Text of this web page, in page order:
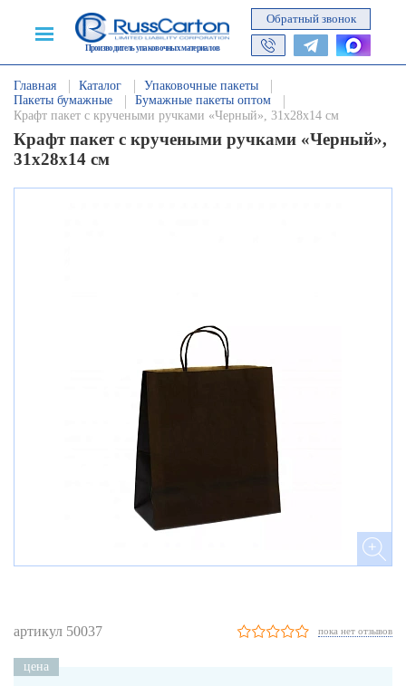
Производитель упаковочных материалов
Обратный звонок
Главная Каталог
Упаковочные пакеты
Пакеты бумажные
Бумажные пакеты оптом
Крафт пакет с кручеными ручками «Черный», 31х28х14 см
Крафт пакет с кручеными ручками «Черный»,
31х28х14 см
артикул 50037 пока нет отзывов
цена